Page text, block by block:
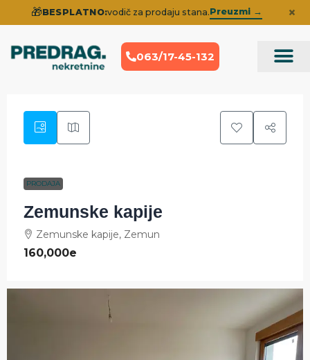
🎁BESPLATNO:vodič za prodaju stana.Preuzmi → ×
063/17-45-132
PRODAJA
Zemunske kapije
Zemunske kapije, Zemun
160,000e